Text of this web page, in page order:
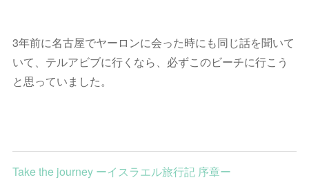
3年前に名古屋でヤーロンに会った時にも同じ話を聞いて
いて、テルアビブに行くなら、必ずこのビーチに行こう
と思っていました。
Take the journey ーイスラエル旅行記 序章ー